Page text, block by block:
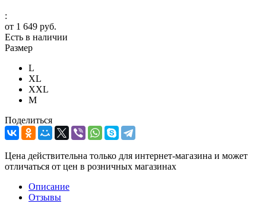
:
от 1 649 руб.
Есть в наличии
Размер
L
XL
XXL
М
Поделиться
Цена действительна только для интернет-магазина и может
отличаться от цен в розничных магазинах
Описание
Отзывы